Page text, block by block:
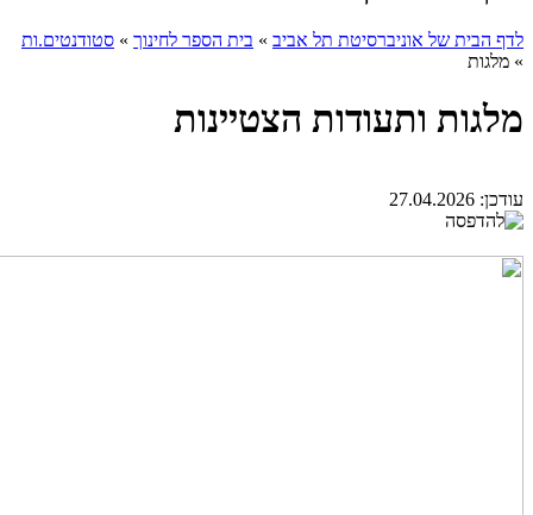
לדף הבית של אוניברסיטת תל אביב » בית הספר לחינוך » סטודנטים.ות
» מלגות
מלגות ותעודות הצטיינות
עודכן: 27.04.2026